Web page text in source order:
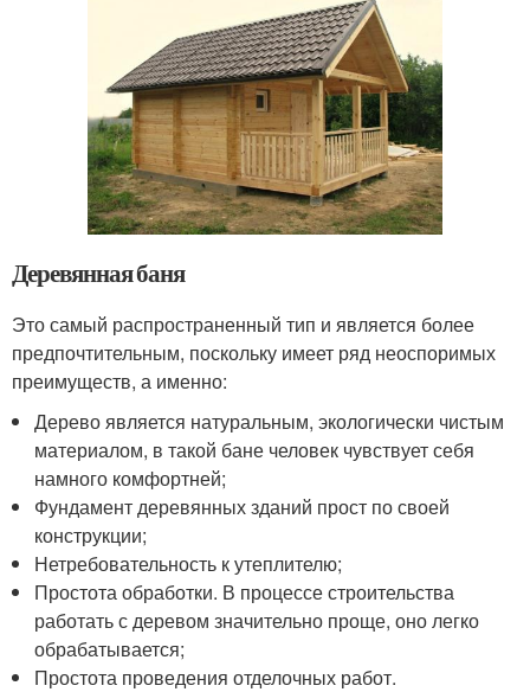
Деревянная баня
Это самый распространенный тип и является более
предпочтительным, поскольку имеет ряд неоспоримых
преимуществ, а именно:
Дерево является натуральным, экологически чистым
материалом, в такой бане человек чувствует себя
намного комфортней;
Фундамент деревянных зданий прост по своей
конструкции;
Нетребовательность к утеплителю;
Простота обработки. В процессе строительства
работать с деревом значительно проще, оно легко
обрабатывается;
Простота проведения отделочных работ.